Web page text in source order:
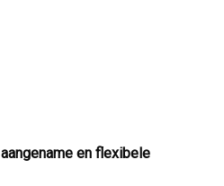
aangename en flexibele